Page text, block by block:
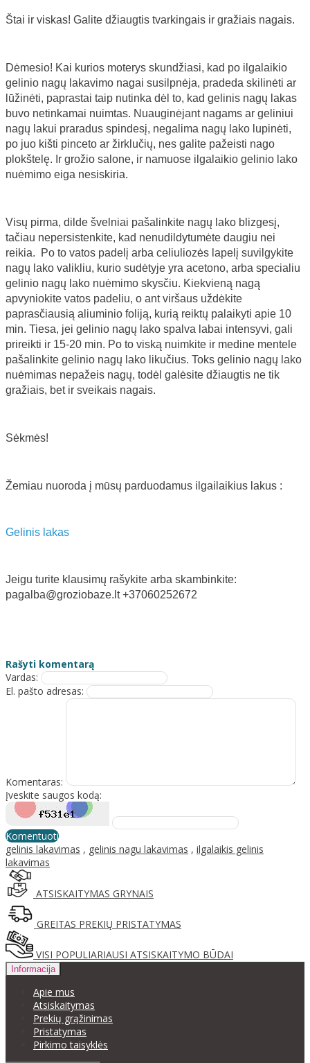
Štai ir viskas! Galite džiaugtis tvarkingais ir gražiais nagais.
Dėmesio! Kai kurios moterys skundžiasi, kad po ilgalaikio
gelinio nagų lakavimo nagai susilpnėja, pradeda skilinėti ar
lūžinėti, paprastai taip nutinka dėl to, kad gelinis nagų lakas
buvo netinkamai nuimtas. Nuauginėjant nagams ar geliniui
nagų lakui praradus spindesį, negalima nagų lako lupinėti,
po juo kišti pinceto ar žirklučių, nes galite pažeisti nago
plokštelę. Ir grožio salone, ir namuose ilgalaikio gelinio lako
nuėmimo eiga nesiskiria.
Visų pirma, dilde švelniai pašalinkite nagų lako blizgesį,
tačiau nepersistenkite, kad nenudildytumėte daugiu nei
reikia. Po to vatos padelį arba celiuliozės lapelį suvilgykite
nagų lako valikliu, kurio sudėtyje yra acetono, arba specialiu
gelinio nagų lako nuėmimo skysčiu. Kiekvieną nagą
apvyniokite vatos padeliu, o ant viršaus uždėkite
paprasčiausią aliuminio foliją, kurią reiktų palaikyti apie 10
min. Tiesa, jei gelinio nagų lako spalva labai intensyvi, gali
prireikti ir 15-20 min. Po to viską nuimkite ir medine mentele
pašalinkite gelinio nagų lako likučius. Toks gelinio nagų lako
nuėmimas nepažeis nagų, todėl galėsite džiaugtis ne tik
gražiais, bet ir sveikais nagais.
Sėkmės!
Žemiau nuoroda į mūsų parduodamus ilgailaikius lakus :
Gelinis lakas
Jeigu turite klausimų rašykite arba skambinkite:
pagalba@groziobaze.lt +37060252672
Rašyti komentarą
Vardas:
El. pašto adresas:
Komentaras:
Įveskite saugos kodą:
Komentuoti
gelinis lakavimas , gelinis nagu lakavimas , ilgalaikis gelinis
lakavimas
ATSISKAITYMAS GRYNAIS
GREITAS PREKIŲ PRISTATYMAS
VISI POPULIARIAUSI ATSISKAITYMO BŪDAI
Informacija
Apie mus
Atsiskaitymas
Prekių grąžinimas
Pristatymas
Pirkimo taisyklės